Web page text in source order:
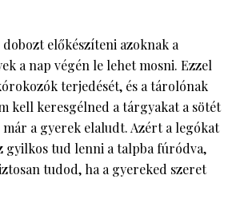
előkészíteni azoknak a
a nap végén le lehet mosni. Ezzel
terjedését, és a tárolónak
kell keresgélned a tárgyakat a sötét
már a gyerek elaludt. Azért a legókat
gyilkos tud lenni a talpba fúródva,
tudod, ha a gyereked szeret